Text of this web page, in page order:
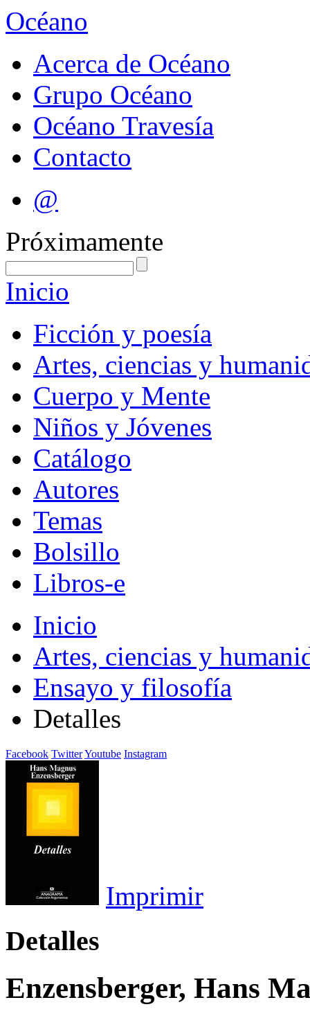
Océano
Acerca de Océano
Grupo Océano
Océano Travesía
Contacto
@
Próximamente
Inicio
Ficción y poesía
Artes, ciencias y
Cuerpo y Mente
Niños y Jóvenes
Catálogo
Autores
Temas
Bolsillo
Libros-e
Inicio
Artes, ciencias y
Ensayo y filosofía
Detalles
Facebook TwitterYoutube Instagram
Imprimir
Detalles
Enzensberger, Hans